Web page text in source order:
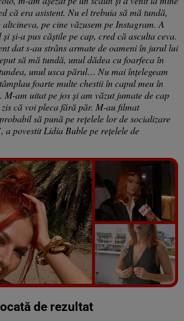
că era asistent. Nu el trebuia să mă tundă,
pe cine văzusem pe Instagram. A
și-a pus căștile pe cap, cred că asculta ceva.
dat s-au strâns armate de oameni în jurul lui
să mă tundă, unul dădea cu foarfeca în
unul usca părul… Nu mai înțelegeam
foarte multe chestii în capul meu în
M-am uitat pe jos și am văzut jumate de cap
că voi pleca fără păr. M-au filmat
să pună pe rețelele lor de socializare
a povestit Lidia Buble pe rețelele de
Vezi galeria foto
de rezultat